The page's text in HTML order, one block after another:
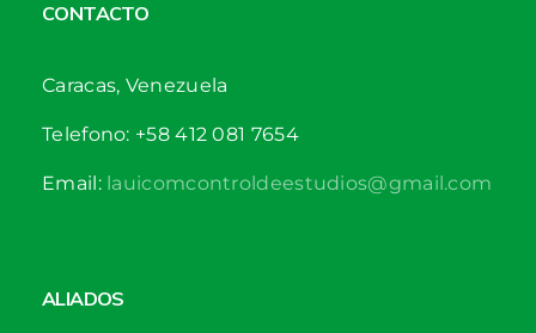
CONTACTO
Caracas, Venezuela
Telefono: +58 412 081 7654
Email:lauicomcontroldeestudios@gmail.com
ALIADOS